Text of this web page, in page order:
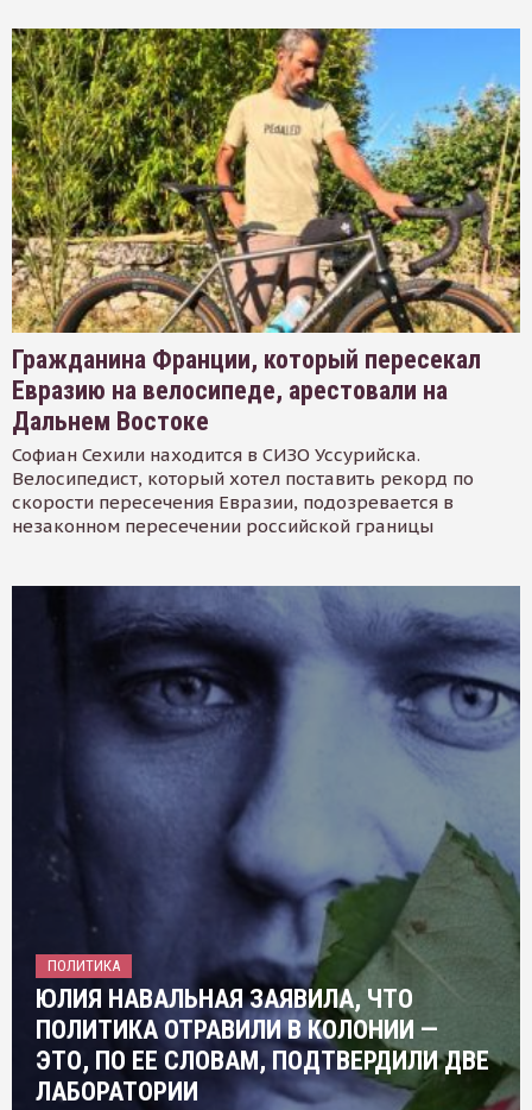
Гражданина Франции, который пересекал
Евразию на велосипеде, арестовали на
Дальнем Востоке
Софиан Сехили находится в СИЗО Уссурийска.
Велосипедист, который хотел поставить рекорд по
скорости пересечения Евразии, подозревается в
незаконном пересечении российской границы
ПОЛИТИКА
ЮЛИЯ НАВАЛЬНАЯ ЗАЯВИЛА, ЧТО
ПОЛИТИКА ОТРАВИЛИ В КОЛОНИИ —
ЭТО, ПО ЕЕ СЛОВАМ, ПОДТВЕРДИЛИ ДВЕ
ЛАБОРАТОРИИ